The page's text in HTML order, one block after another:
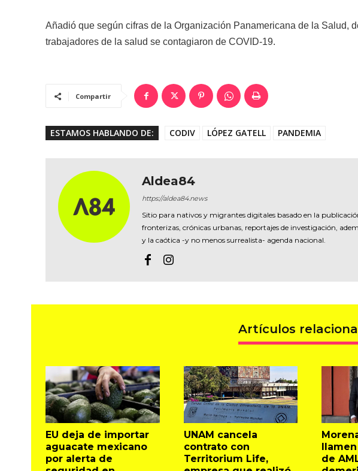
Añadió que según cifras de la Organización Panamericana de la Salud,
trabajadores de la salud se contagiaron de COVID-19.
Compartir
ESTAMOS HABLANDO DE: CODIV LÓPEZ GATELL PANDEMIA
Aldea84
https://aldea84.news
Sitio para nativos y migrantes digitales basado en la
fronterizas, crónicas urbanas, reportajes de investigación,
y la caótica -y no menos surrealista- agenda nacional.
Artículos
EU deja de importar
aguacate mexicano
por alerta de
UNAM cancela
contrato con
Territorium Life,
de